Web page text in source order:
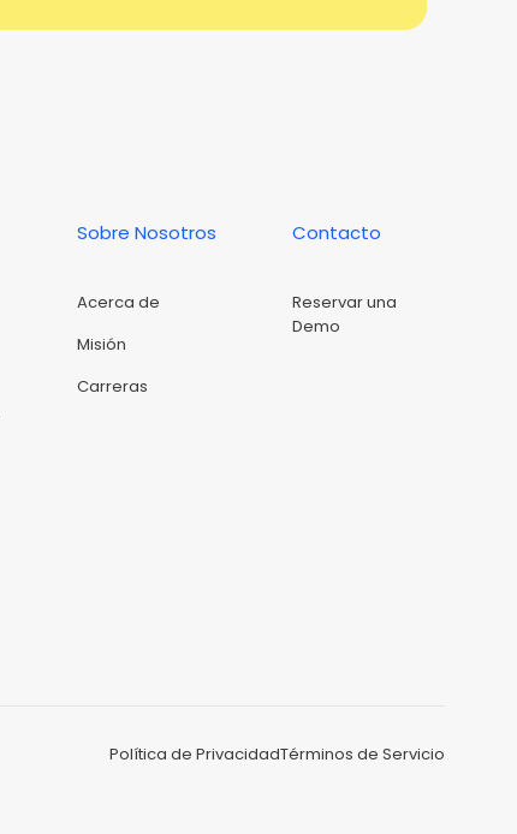
Sobre Nosotros
Acerca de
Misión
Carreras
Contacto
Reservar una
Demo
Política de PrivacidadTérminos de Servicio